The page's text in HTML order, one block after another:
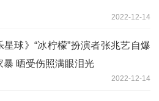
2022-12-14
星球》“冰柠檬”扮演者张兆艺自爆
暴 晒受伤照满眼泪光
2022-12-14